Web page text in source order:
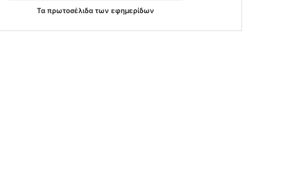
Ταπρωτοσέλιδατωνεφημερίδων